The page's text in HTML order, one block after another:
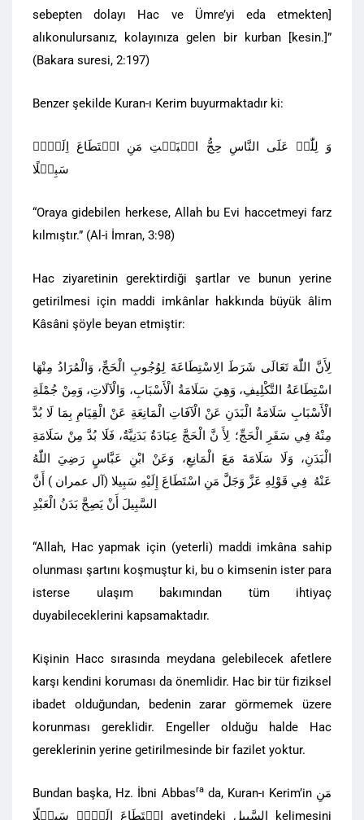
sebepten dolayı Hac ve Ümre’yi eda etmekten]
alıkonulursanız, kolayınıza gelen bir kurban [kesin.]”
(Bakara suresi, 2:197)
Benzer şekilde Kuran-ı Kerim buyurmaktadır ki:
وَ لِلّٰہِ عَلَی النَّاسِ حِجُّ الۡبَیۡتِ مَنِ اسۡتَطَاعَ اِلَیۡہِ
سَبِیۡلًا
“Oraya gidebilen herkese, Allah bu Evi haccetmeyi farz
kılmıştır.” (Al-i İmran, 3:98)
Hac ziyaretinin gerektirdiği şartlar ve bunun yerine
getirilmesi için maddi imkânlar hakkında büyük âlim
Kâsâni şöyle beyan etmiştir:
لِأَنَّ اللّٰهَ تَعَالَى شَرَطَ الِاسْتِطَاعَةَ لِوُجُوبِ الْحَجِّ، وَالْمُرَادُ مِنْهَا
اسْتِطَاعَةُ التَّكْلِيفِ، وَهِيَ سَلَامَةُ الْأَسْبَابِ، وَالْآلَاتِ، وَمِنْ جُمْلَةِ
الْأَسْبَابِ سَلَامَةُ الْبَدَنِ عَنْ الْآفَاتِ الْمَانِعَةِ عَنْ الْقِيَامِ بِمَا لَا بُدَّ
مِنْهُ فِي سَفَرِ الْحَجِّ؛ لِأَ نَّ الْحَجَّ عِبَادَةٌ بَدَنِيَّةٌ، فَلَا بُدَّ مِنْ سَلَامَةِ
الْبَدَنِ، وَلَا سَلَامَةَ مَعَ الْمَانِعِ، وَعَنْ ابْنِ عَبَّاسٍ رَضِيَ اللّٰهُ
عَنْهُ فِي قَوْلِهِ عَزَّ وَجَلَّ مَنِ اسْتَطَاعَ إِلَيْهِ سَبِيلا (آل عمران ) أَنَّ
السَّبِيلَ أَنْ يَصِحَّ بَدَنُ الْعَبْدِ
“Allah, Hac yapmak için (yeterli) maddi imkâna sahip
olunması şartını koşmuştur ki, bu o kimsenin ister para
isterse ulaşım bakımından tüm ihtiyaç
duyabileceklerini kapsamaktadır.
Kişinin Hacc sırasında meydana gelebilecek afetlere
karşı kendini koruması da önemlidir. Hac bir tür fiziksel
ibadet olduğundan, bedenin zarar görmemek üzere
korunması gereklidir. Engeller olduğu halde Hac
gereklerinin yerine getirilmesinde bir fazilet yoktur.
Bundan başka, Hz. İbni Abbasrada, Kuran-ı Kerim’in مَنِ
اسۡتَطَاعَ اِلَیۡہِ سَبِیۡلًا ayetindeki السَّبِیل kelimesini